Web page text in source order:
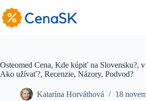
to
content
Osteomed Cena, Kde kúpiť na Slovensku?,
Ako užívať?, Recenzie, Názory, Podvod?
Katarína Horváthová
18